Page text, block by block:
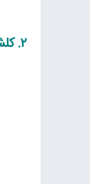
۲. کلش گندم (اسکلت‌بندی بستر)